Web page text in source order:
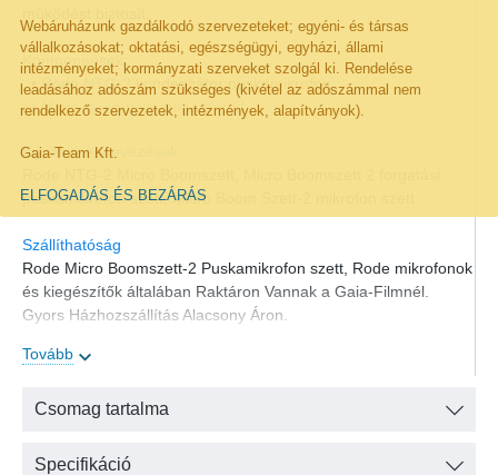
Webáruházunk gazdálkodó szervezeteket; egyéni- és társas
vállalkozásokat; oktatási, egészségügyi, egyházi, állami
intézményeket; kormányzati szerveket szolgál ki. Rendelése
leadásához adószám szükséges (kivétel az adószámmal nem
rendelkező szervezetek, intézmények, alapítványok).
Gaia-Team Kft.
ELFOGADÁS ÉS BEZÁRÁS
Komponensek:
•Rode NTG-2kondenzátor puskamikrofon
•Micro Boompolemikrofonrúd
•DeadCatszélfogó
Egyéb megnevezések
puskamikrofon szett, Micro Boom Szett-2 mikrofon szett
Szállíthatóság
Rode Micro Boomszett-2 Puskamikrofon szett, Rode mikrofonok
és kiegészítők általában Raktáron Vannak a Gaia-Filmnél.
Gyors Házhozszállítás Alacsony Áron.
Tovább
Csomag tartalma
Specifikáció